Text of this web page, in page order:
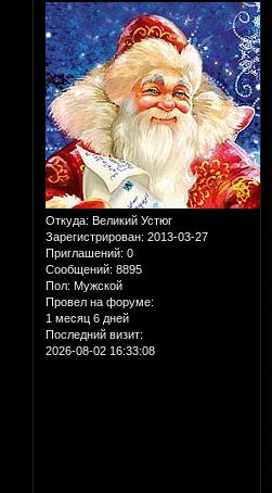
Откуда: Великий Устюг
Зарегистрирован: 2013-03-27
Приглашений: 0
Сообщений: 8895
Пол: Мужской
Провел на форуме:
1 месяц 6 дней
Последний визит:
2026-08-02 16:33:08